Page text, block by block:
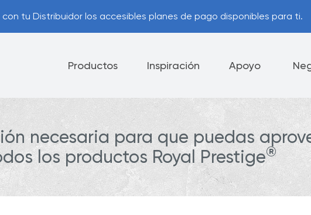
tu Distribuidor los accesibles planes de pago disponibles para ti.
Productos
Cuchillos Vajilla
Inspiración Apoyo
Royal Prestige Opciones de Pago
necesaria para que puedas
los productos Royal Prestige®